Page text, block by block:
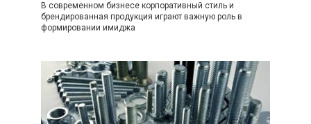
В современном бизнесе корпоративный стиль и
брендированная продукция играют важную роль в
формировании имиджа